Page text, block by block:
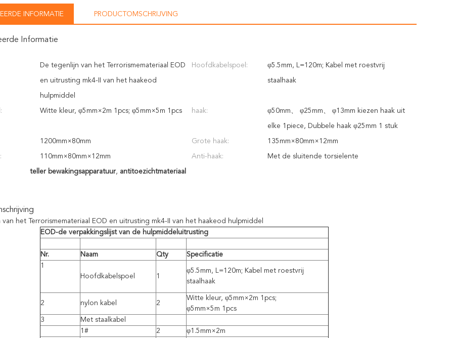
INFORMATIE PRODUCTOMSCHRIJVING
Informatie
De tegenlijn van het Terrorismemateriaal EOD
en uitrusting mk4-II van het haakeod
hulpmiddel
Hoofdkabelspoel: φ5.5mm, L=120m; Kabel met roestvrij
staalhaak
Witte kleur, φ5mm×2m 1pcs; φ5mm×5m 1pcs haak: φ50mm、 φ25mm、 φ13mm kiezen haak uit
elke 1piece, Dubbele haak φ25mm 1 stuk
1200mm×80mm Grote haak: 135mm×80mm×12mm
110mm×80mm×12mm Anti-haak: Met de sluitende torsielente
teller bewakingsapparatuur, antitoezichtmateriaal
van het Terrorismemateriaal EOD en uitrusting mk4-II van het haakeod hulpmiddel
EOD-de verpakkingslijst van de hulpmiddeluitrusting
Nr. Naam Qty
Specificatie
1
Hoofdkabelspoel
1
φ5.5mm, L=120m; Kabel met roestvrij
staalhaak
2 nylon kabel 2
Witte kleur, φ5mm×2m 1pcs;
φ5mm×5m 1pcs
3
Met staalkabel
1#
2
φ1.5mm×2m